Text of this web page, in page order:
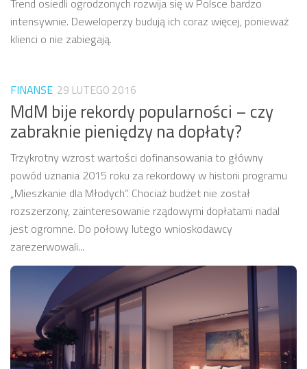
intensywnie. Deweloperzy budują ich coraz więcej, ponieważ
klienci o nie zabiegają.
FINANSE 29 LUTEGO 2016
MdM bije rekordy popularności – czy
zabraknie pieniędzy na dopłaty?
Trzykrotny wzrost wartości dofinansowania to główny
powód uznania 2015 roku za rekordowy w historii programu
„Mieszkanie dla Młodych”. Chociaż budżet nie został
rozszerzony, zainteresowanie rządowymi dopłatami nadal
jest ogromne. Do połowy lutego wnioskodawcy
zarezerwowali...